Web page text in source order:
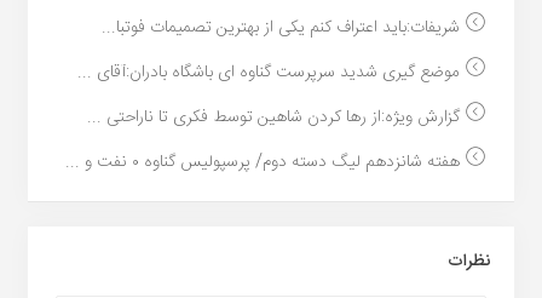
شریفات:باید اعتراف کنم یکی از بهترین تصمیمات فوتبا...
موضع گیری شدید سرپرست گناوه ای باشگاه بادران:آقای ...
گزارش ویژه:از رها کردن شاهین توسط فکری تا ناراحتی ...
هفته شانزدهم لیگ دسته دوم/ پرسپولیس گناوه ۰ نفت و ...
نظرات